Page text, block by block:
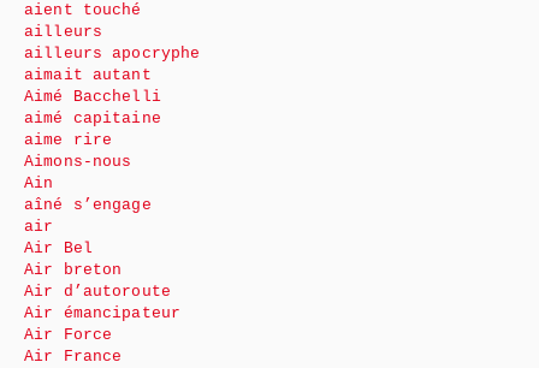
aient touché
ailleurs
ailleurs apocryphe
aimait autant
Aimé Bacchelli
aimé capitaine
aime rire
Aimons-nous
Ain
aîné s’engage
air
Air Bel
Air breton
Air d’autoroute
Air émancipateur
Air Force
Air France